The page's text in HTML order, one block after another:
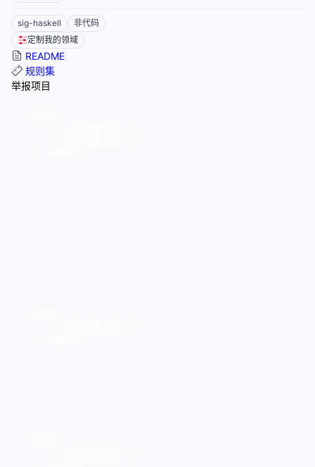
sig-haskell
非代码
定制我的领域
README
规则集
举报项目